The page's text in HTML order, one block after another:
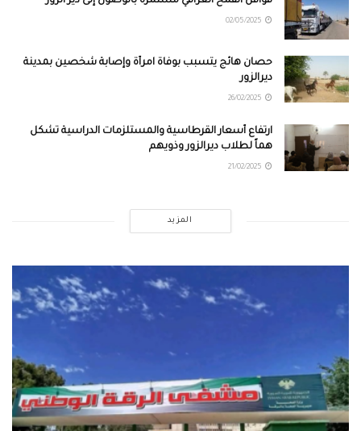
حصان هائج يتسبب بوفاة امرأة وإصابة شخصين بمدينة
ديرالزور
ارتفاع أسعار القرطاسية والمستلزمات الدراسية تشكل
هماً لطلاب ديرالزور وذويهم
المزيد